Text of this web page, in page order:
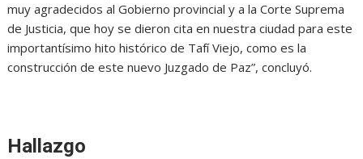
muy agradecidos al Gobierno provincial y a la Corte Suprema
de Justicia, que hoy se dieron cita en nuestra ciudad para este
importantísimo hito histórico de Tafí Viejo, como es la
construcción de este nuevo Juzgado de Paz”, concluyó.
Hallazgo